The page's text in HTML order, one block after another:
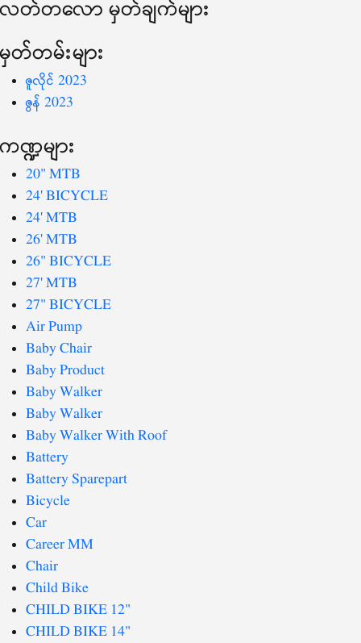
လတ်တ‌လော မှတ်ချက်များ
မှတ်တမ်းများ
ဇူလိုင် 2023
ဇွန် 2023
ကဏ္ဍများ
20" MTB
24' BICYCLE
24' MTB
26' MTB
26" BICYCLE
27' MTB
27" BICYCLE
Air Pump
Baby Chair
Baby Product
Baby Walker
Baby Walker
Baby Walker With Roof
Battery
Battery Sparepart
Bicycle
Car
Career MM
Chair
Child Bike
CHILD BIKE 12"
CHILD BIKE 14"